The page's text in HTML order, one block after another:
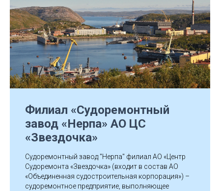
Филиал «Судоремонтный
завод «Нерпа» АО ЦС
«Звездочка»
Судоремонтный завод "Нерпа" филиал АО «Центр
Судоремонта «Звездочка» (входит в состав АО
«Объединенная судостроительная корпорация») –
судоремонтное предприятие, выполняющее